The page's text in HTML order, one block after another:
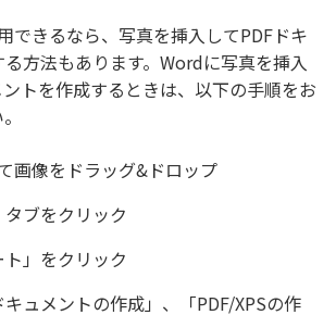
できるなら、写真を挿入してPDFドキ
方法もあります。Wordに写真を挿入
トを作成するときは、以下の手順をお
画像をドラッグ&ドロップ
タブをクリック
ト」をクリック
キュメントの作成」、「PDF/XPSの作